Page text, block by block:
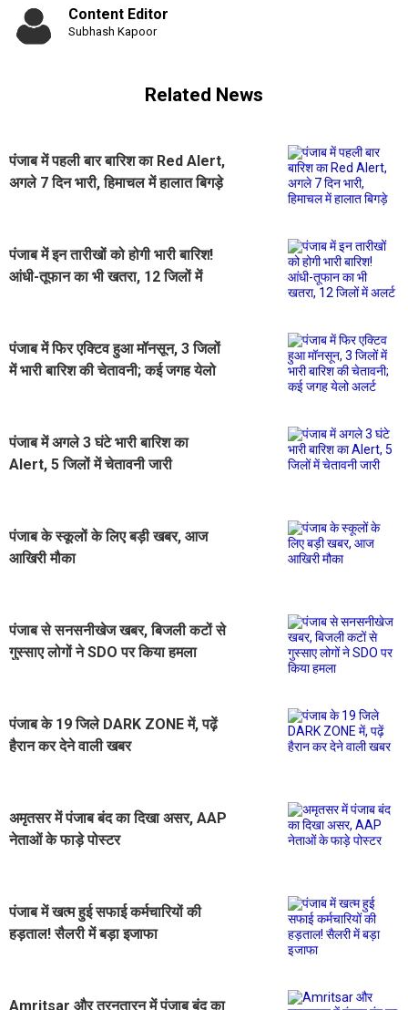
Content Editor
Subhash Kapoor
Related News
पंजाब में पहली बार बारिश का Red Alert,
अगले 7 दिन भारी, हिमाचल में हालात बिगड़े
पंजाब में इन तारीखों को होगी भारी बारिश!
आंधी-तूफान का भी खतरा, 12 जिलों में
पंजाब में फिर एक्टिव हुआ मॉनसून, 3 जिलों
में भारी बारिश की चेतावनी; कई जगह येलो
पंजाब में अगले 3 घंटे भारी बारिश का
Alert, 5 जिलों में चेतावनी जारी
पंजाब के स्कूलों के लिए बड़ी खबर, आज
आखिरी मौका
पंजाब से सनसनीखेज खबर, बिजली कटों से
गुस्साए लोगों ने SDO पर किया हमला
पंजाब के 19 जिले DARK ZONE में, पढ़ें
हैरान कर देने वाली खबर
अमृतसर में पंजाब बंद का दिखा असर, AAP
नेताओं के फाड़े पोस्टर
पंजाब में खत्म हुई सफाई कर्मचारियों की
हड़ताल! सैलरी में बड़ा इजाफा
Amritsar और तरनतारन में पंजाब बंद का